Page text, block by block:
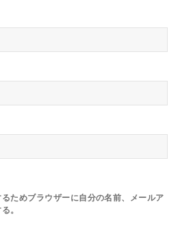
ためブラウザーに自分の名前、メールア
。